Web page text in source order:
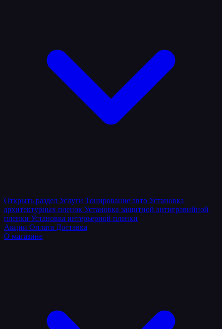
Открыть раздел Услуги Тонирование авто Установка
архитектурных пленок Установка защитной антигравийной
пленки Установка интерьерной пленки
Акции Оплата Доставка
О магазине